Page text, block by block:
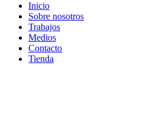
Inicio
Sobre nosotros
Trabajos
Medios
Contacto
Tienda